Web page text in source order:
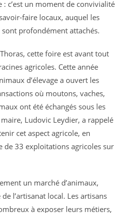
c’est un moment de convivialité
faire locaux, auquel les
profondément attachés.
cette foire est avant tout
agricoles. Cette année
d’élevage a ouvert les
où moutons, vaches,
ont été échangés sous les
Ludovic Leydier, a rappelé
cet aspect agricole, en
de 33 exploitations agricoles sur
un marché d’animaux,
l’artisanat local. Les artisans
à exposer leurs métiers,